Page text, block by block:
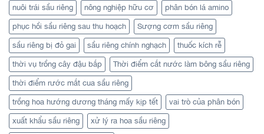
nuôi trái sầu riêng nông nghiệp hữu cơ phân bón lá amino
phục hồi sầu riêng sau thu hoạch Sượng cơm sầu riêng
sầu riêng bị đỏ gai sầu riêng chính nghạch thuốc kích rễ
thời vụ trồng cây đậu bắp Thời điểm cắt nước làm bông sầu riêng
thời điểm rước mắt cua sầu riêng
trồng hoa hướng dương tháng mấy kịp tết vai trò của phân bón
xuất khẩu sầu riêng xử lý ra hoa sầu riêng